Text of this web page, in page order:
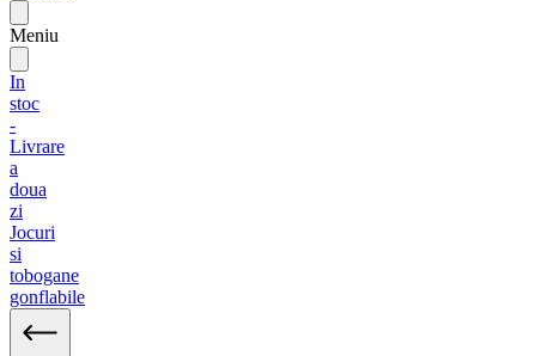
Meniu
In
stoc
-
Livrare
a
doua
zi
Jocuri
si
tobogane
gonflabile